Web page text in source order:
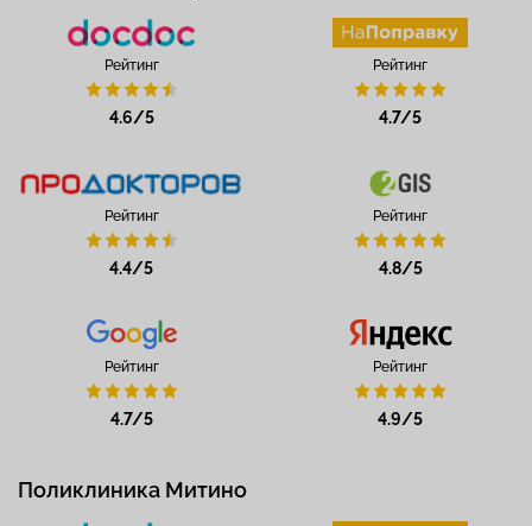
Рейтинг
4.6/5
Рейтинг
4.7/5
Рейтинг
4.4/5
Рейтинг
4.8/5
Рейтинг
4.7/5
Рейтинг
4.9/5
Поликлиника Митино